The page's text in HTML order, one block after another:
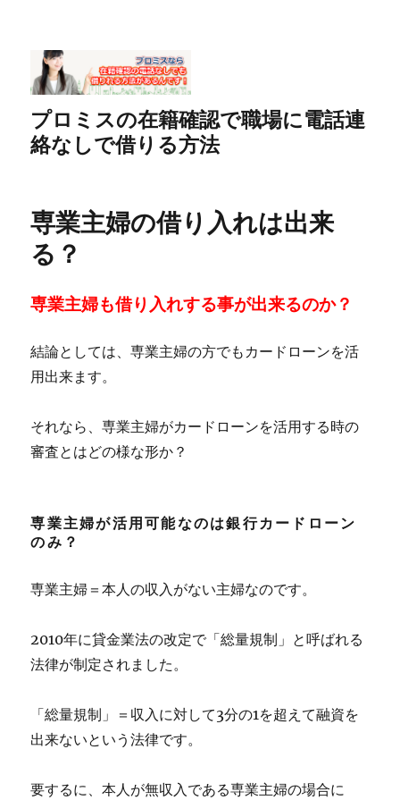
プロミスの在籍確認で職場に電話連
絡なしで借りる方法
専業主婦の借り入れは出来
る？
専業主婦も借り入れする事が出来るのか？
結論としては、専業主婦の方でもカードローンを活
用出来ます。
それなら、専業主婦がカードローンを活用する時の
審査とはどの様な形か？
専業主婦が活用可能なのは銀行カードローン
のみ？
専業主婦＝本人の収入がない主婦なのです。
2010年に貸金業法の改定で「総量規制」と呼ばれる
法律が制定されました。
「総量規制」＝収入に対して3分の1を超えて融資を
出来ないという法律です。
要するに、本人が無収入である専業主婦の場合に